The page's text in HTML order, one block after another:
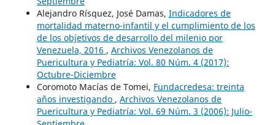
Alejandro Rísquez, José Damas, Indicadores de
mortalidad materno-infantil y el cumplimiento de los
de los objetivos de desarrollo del milenio por
Venezuela, 2016 , Archivos Venezolanos de
Puericultura y Pediatría: Vol. 80 Núm. 4 (2017):
Octubre-Diciembre
Coromoto Macías de Tomei, Fundacredesa: treinta
años investigando , Archivos Venezolanos de
Puericultura y Pediatría: Vol. 69 Núm. 3 (2006): Julio-